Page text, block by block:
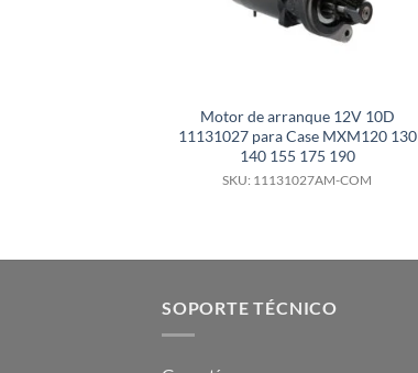
Motor de arranque 12V 10D
11131027 para Case MXM120 130
140 155 175 190
SKU: 11131027AM-COM
SOPORTE TÉCNICO